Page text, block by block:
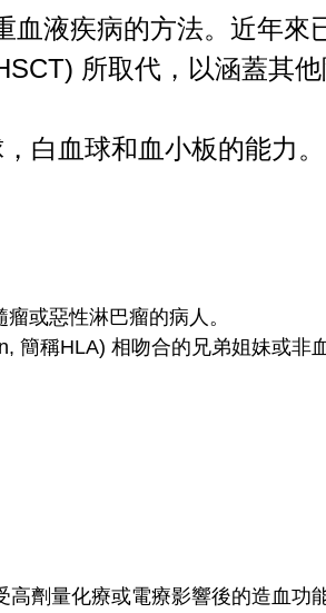
血液疾病的方法。近年來
所取代，以涵蓋其
白血球和血小板的能力。
或惡性淋巴瘤的病人。
簡稱HLA) 相吻合的兄弟姐妹或非
劑量化療或電療影響後的造血功